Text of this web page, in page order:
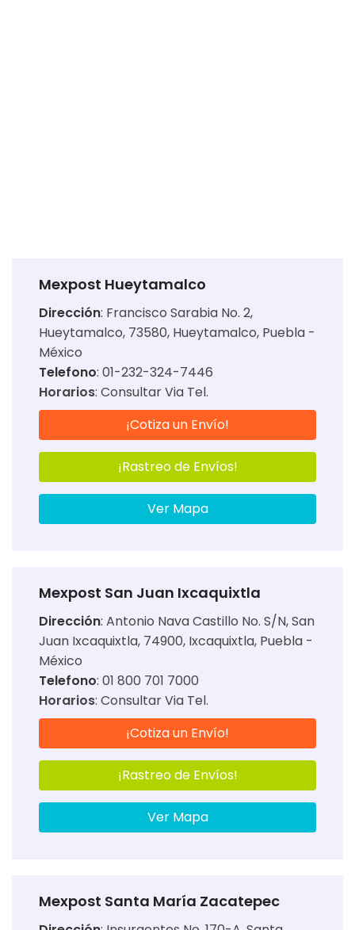
Mexpost Hueytamalco
Dirección: Francisco Sarabia No. 2,
Hueytamalco, 73580, Hueytamalco, Puebla -
México
Telefono: 01-232-324-7446
Horarios: Consultar Via Tel.
¡Cotiza un Envío!
¡Rastreo de Envíos!
Ver Mapa
Mexpost San Juan Ixcaquixtla
Dirección: Antonio Nava Castillo No. S/N, San
Juan Ixcaquixtla, 74900, Ixcaquixtla, Puebla -
México
Telefono: 01 800 701 7000
Horarios: Consultar Via Tel.
¡Cotiza un Envío!
¡Rastreo de Envíos!
Ver Mapa
Mexpost Santa María Zacatepec